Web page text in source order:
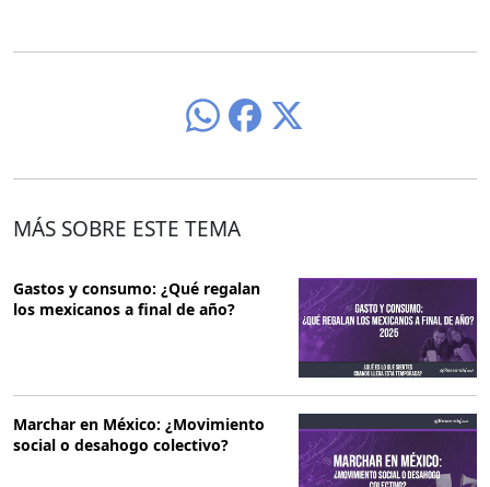
MÁS SOBRE ESTE TEMA
Gastos y consumo: ¿Qué regalan
los mexicanos a final de año?
Marchar en México: ¿Movimiento
social o desahogo colectivo?